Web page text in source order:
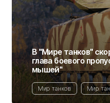
В "Мире танков"
глава боевого
мышей"
Мир танков Мир